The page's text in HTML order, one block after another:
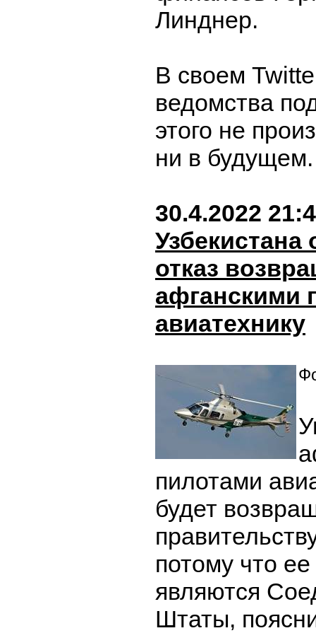
Линднер.
В своем
ведомства
этого не
ни в
30.4.2022
отказ
афганскими
авиатехнику
пилотами
будет
потому что
являются
Штаты,